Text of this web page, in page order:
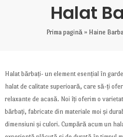
Halat
Prima pagină» Haine
Halat bărbați- un element esențial în
halat de calitate superioară, care să-ți
relaxante de acasă. Noi îți oferim o
bărbați, fabricate din materiale moi și
dimensiuni și culori. Cumpără acum un